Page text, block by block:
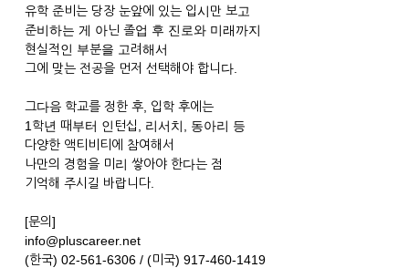
유학 준비는 당장 눈앞에 있는 입시만 보고
준비하는 게 아닌 졸업 후 진로와 미래까지
현실적인 부분을 고려해서
그에 맞는 전공을 먼저 선택해야 합니다.
그다음 학교를 정한 후, 입학 후에는
1학년 때부터 인턴십, 리서치, 동아리 등
다양한 액티비티에 참여해서
나만의 경험을 미리 쌓아야 한다는 점
기억해 주시길 바랍니다.
[문의]
info@pluscareer.net
(한국) 02-561-6306 / (미국) 917-460-1419